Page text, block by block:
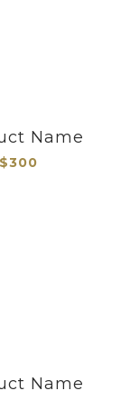
Name
$300
Name